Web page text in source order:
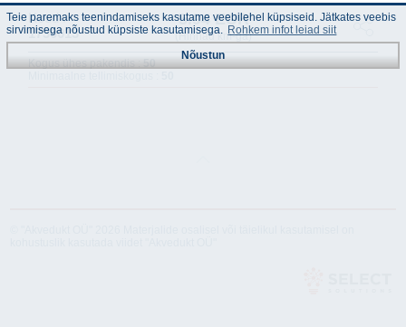
Kood :
1730013
5.94 EUR
(Hinnad km-ga)
Kogus ühes pakendis :50
Teie paremaks teenindamiseks kasutame veebilehel küpsiseid. Jätkates veebis
sirvimisega nõustud küpsiste kasutamisega. Rohkem infot leiad siit
Nõustun